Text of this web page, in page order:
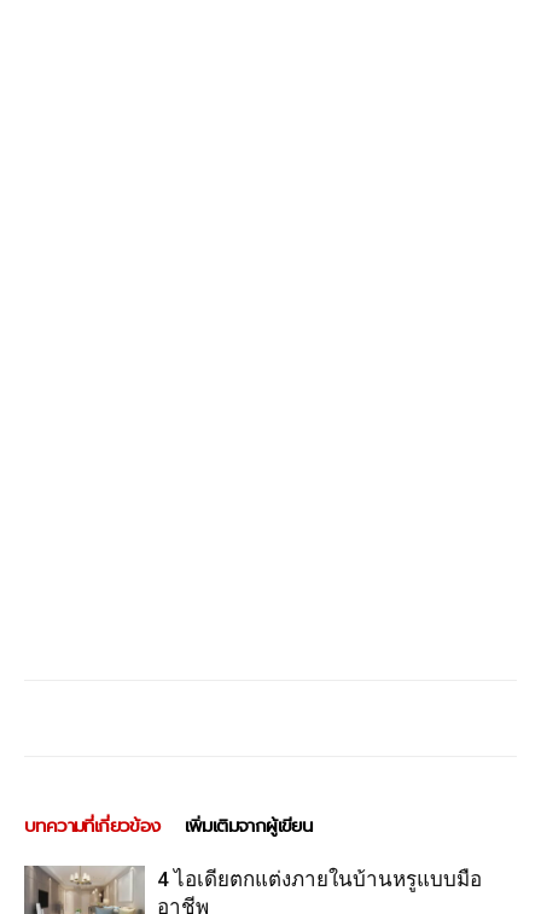
บทความที่เกี่ยวข้อง เพิ่มเติมจากผู้เขียน
4 ไอเดียตกแต่งภายในบ้านหรูแบบมือ
อาชีพ